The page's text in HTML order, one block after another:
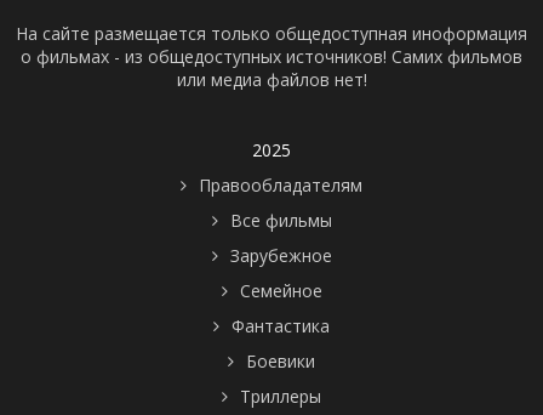
На сайте размещается только общедоступная иноформация
о фильмах - из общедоступных источников! Самих фильмов
или медиа файлов нет!
2025
Правообладателям
Все фильмы
Зарубежное
Семейное
Фантастика
Боевики
Триллеры